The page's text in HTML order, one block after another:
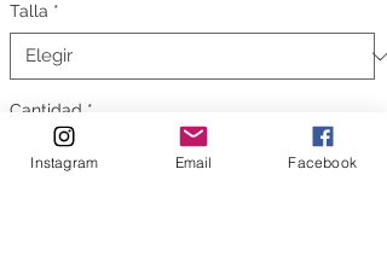
Talla *
Cantidad *
Instagram Email Facebook